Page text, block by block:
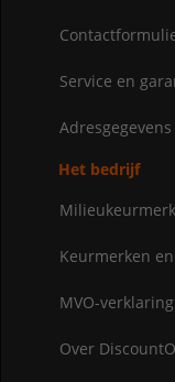
Service en
Adresgegevens
Het bedrijf
Keurmerken
MVO-verklaring
Over